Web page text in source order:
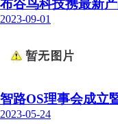
布谷鸟科技携最新
2023-09-01
智路OS理事会成立
2023-05-24